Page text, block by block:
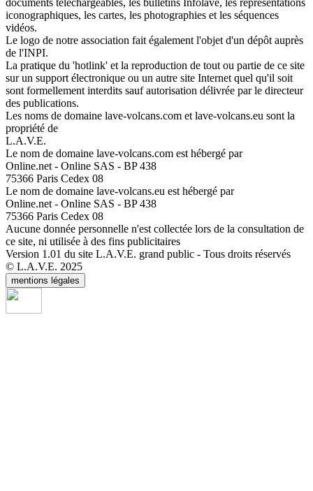
iconographiques, les cartes, les photographies et les séquences
vidéos.
Le logo de notre association fait également l'objet d'un dépôt auprès
de l'INPI.
La pratique du 'hotlink' et la reproduction de tout ou partie de ce site
sur un support électronique ou un autre site Internet quel qu'il soit
sont formellement interdits sauf autorisation délivrée par le directeur
des publications.
Les noms de domaine lave-volcans.com et lave-volcans.eu sont la
propriété de
L.A.V.E.
Le nom de domaine lave-volcans.com est hébergé par
Online.net - Online SAS - BP 438
75366 Paris Cedex 08
Le nom de domaine lave-volcans.eu est hébergé par
Online.net - Online SAS - BP 438
75366 Paris Cedex 08
Aucune donnée personnelle n'est collectée lors de la consultation de
ce site, ni utilisée à des fins publicitaires
Version 1.01 du site L.A.V.E. grand public - Tous droits réservés
© L.A.V.E. 2025
mentions légales